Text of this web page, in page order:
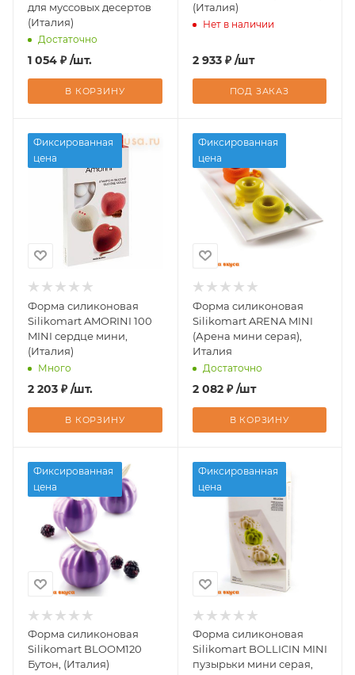
для муссовых десертов
(Италия)
Достаточно
1 054 ₽ /шт.
В КОРЗИНУ
(Италия)
Нет в наличии
2 933 ₽ /шт
ПОД ЗАКАЗ
Фиксированная
цена
Форма силиконовая
Silikomart AMORINI 100
MINI сердце мини,
(Италия)
Много
2 203 ₽ /шт.
В КОРЗИНУ
Фиксированная
цена
Форма силиконовая
Silikomart ARENA MINI
(Арена мини серая),
Италия
Достаточно
2 082 ₽ /шт
В КОРЗИНУ
Фиксированная
цена
Форма силиконовая
Silikomart BLOOM120
Бутон, (Италия)
Фиксированная
цена
Форма силиконовая
Silikomart BOLLICIN MINI
пузырьки мини серая,